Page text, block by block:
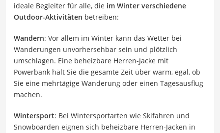
ideale Begleiter für alle, die im Winter verschiedene
Outdoor-Aktivitäten betreiben:
Wandern: Vor allem im Winter kann das Wetter bei
Wanderungen unvorhersehbar sein und plötzlich
umschlagen. Eine beheizbare Herren-Jacke mit
Powerbank hält Sie die gesamte Zeit über warm, egal, ob
Sie eine mehrtägige Wanderung oder einen Tagesausflug
machen.
Wintersport: Bei Wintersportarten wie Skifahren und
Snowboarden eignen sich beheizbare Herren-Jacken in